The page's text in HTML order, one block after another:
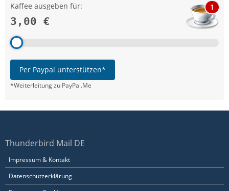
Kaffee ausgeben für:
3,00 €
1
Per Paypal unterstützen*
*Weiterleitung zu PayPal.Me
Thunderbird Mail DE
Impressum & Kontakt
Datenschutzerklärung